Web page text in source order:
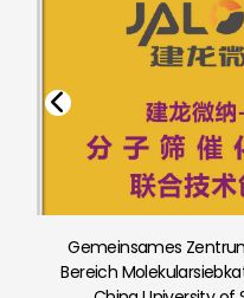
Gemeinsames
und Adsorption